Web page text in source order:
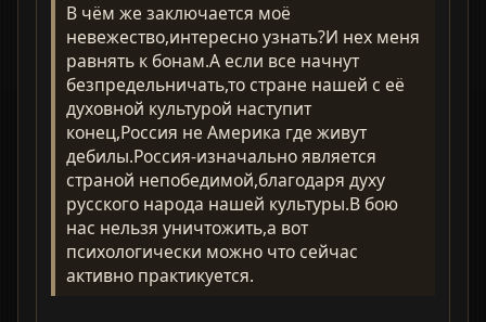
В чём же заключается моё
невежество,интересно узнать?И нех меня
равнять к бонам.А если все начнут
безпредельничать,то стране нашей с её
духовной культурой наступит
конец,Россия не Америка где живут
дебилы.Россия-изначально является
страной непобедимой,благодаря духу
русского народа нашей культуры.В бою
нас нельзя уничтожить,а вот
психологически можно что сейчас
активно практикуется.